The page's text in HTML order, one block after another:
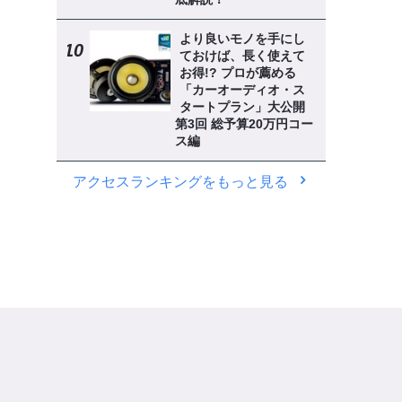
より良いモノを手にし
ておけば、長く使えて
お得!? プロが薦める
「カーオーディオ・ス
タートプラン」大公開
第3回 総予算20万円コー
ス編
アクセスランキングをもっと見る